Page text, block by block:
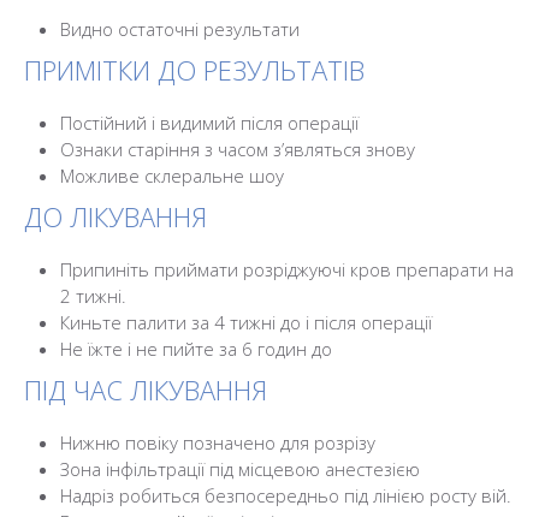
Видно остаточні результати
ПРИМІТКИ ДО РЕЗУЛЬТАТІВ
Постійний і видимий після операції
Ознаки старіння з часом з’являться знову
Можливе склеральне шоу
ДО ЛІКУВАННЯ
Припиніть приймати розріджуючі кров препарати на
2 тижні.
Киньте палити за 4 тижні до і після операції
Не їжте і не пийте за 6 годин до
ПІД ЧАС ЛІКУВАННЯ
Нижню повіку позначено для розрізу
Зона інфільтрації під місцевою анестезією
Надріз робиться безпосередньо під лінією росту вій.